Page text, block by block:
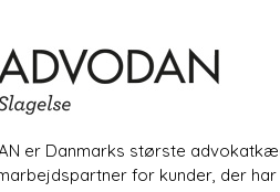
er Danmarks største
for kunder, der